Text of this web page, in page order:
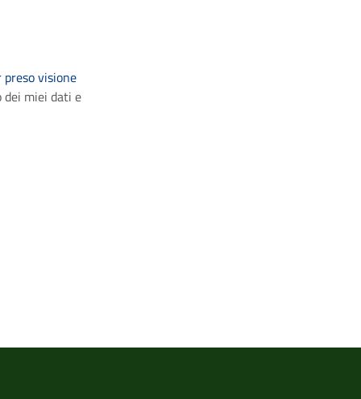
visione
miei dati e